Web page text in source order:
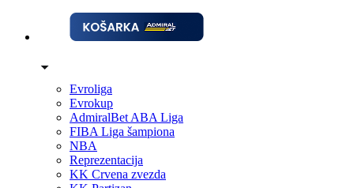
Evroliga
Evrokup
AdmiralBet ABA Liga
FIBA Liga šampiona
NBA
Reprezentacija
KK Crvena zvezda